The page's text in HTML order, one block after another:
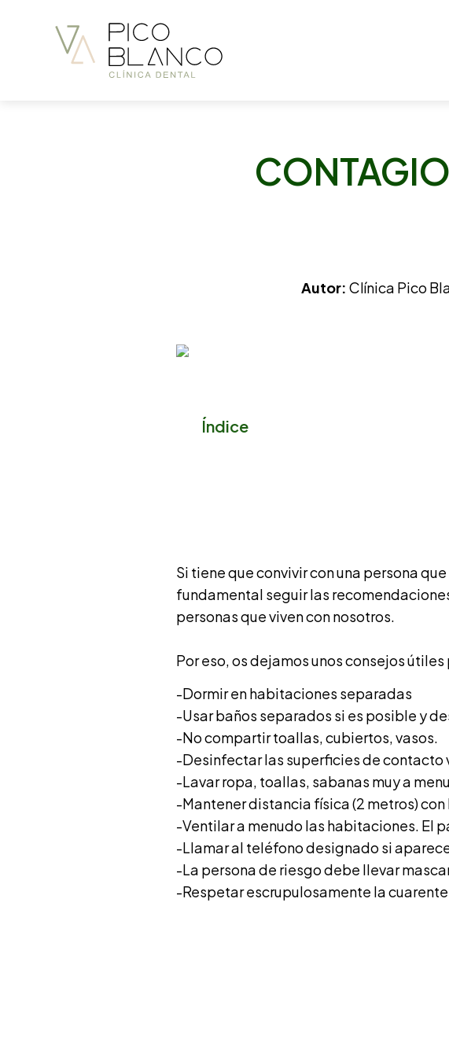
Autor: Clínica Pico
Índice
Si tiene que convivir con una persona
fundamental seguir las
personas que viven con nosotros.
Por eso, os dejamos unos consejos
-Dormir en habitaciones separadas
-Usar baños separados si es posible y
-No compartir toallas, cubiertos, vasos.
-Desinfectar las superficies de contacto
-Lavar ropa, toallas, sabanas muy a
-Mantener distancia física (2 metros)
-Ventilar a menudo las habitaciones. El
-Llamar al teléfono designado si
-La persona de riesgo debe llevar
-Respetar escrupulosamente la